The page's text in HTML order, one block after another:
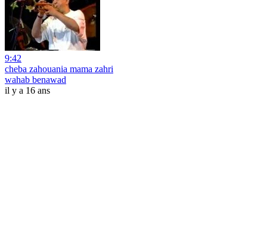
9:42
cheba zahouania mama zahri
wahab benawad
il y a 16 ans